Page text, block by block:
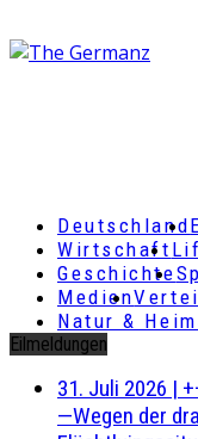
Deutschland
Wirtschaft
Geschichte
Medien
Natur &
Eilmeldungen
31. Juli 2026 |
—Wegen der